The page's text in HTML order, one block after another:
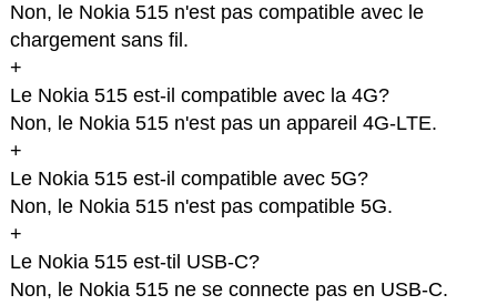
Non, le Nokia 515 n'est pas compatible avec le
chargement sans fil.
+
Le Nokia 515 est-il compatible avec la 4G?
Non, le Nokia 515 n'est pas un appareil 4G-LTE.
+
Le Nokia 515 est-il compatible avec 5G?
Non, le Nokia 515 n'est pas compatible 5G.
+
Le Nokia 515 est-til USB-C?
Non, le Nokia 515 ne se connecte pas en USB-C.